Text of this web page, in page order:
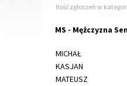
Ilość zgłoszeń w
MS - Mężczyzna
MICHAŁ
KASJAN
MATEUSZ